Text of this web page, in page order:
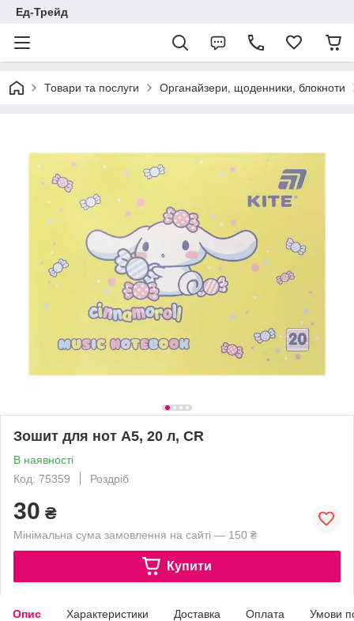
Ед-Трейд
Товари та послуги Органайзери, щоденники, блокноти
Зошит для нот А5, 20 л, CR
В наявності
Код: 75359
Роздріб
30 ₴
Мінімальна сума замовлення на сайті — 150 ₴
Купити
Опис Характеристики Доставка Оплата Умови